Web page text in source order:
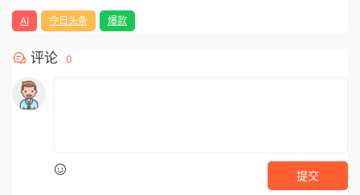
AI 今日头条 爆款
评论 0
提交